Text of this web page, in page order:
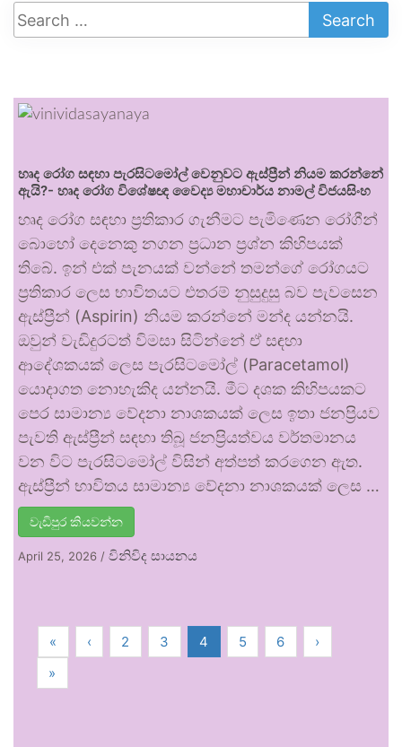
හෘද රෝග සඳහා පැරසිටමෝල් වෙනුවට ඇස්ප්‍රීන් නියම කරන්නේ
ඇයි?- හෘද රෝග විශේෂඥ වෛද්‍ය මහාචාර්ය නාමල් විජයසිංහ
හෘද රෝග සඳහා ප්‍රතිකාර ගැනීමට පැමිණෙන රෝගීන්
බොහෝ දෙනෙකු නගන ප්‍රධාන ප්‍රශ්න කිහිපයක්
තිබේ. ඉන් එක් පැනයක් වන්නේ තමන්ගේ රෝගයට
ප්‍රතිකාර ලෙස භාවිතයට එතරම් නුසුදුසු බව පැවසෙන
ඇස්ප්‍රීන් (Aspirin) නියම කරන්නේ මන්ද යන්නයි.
ඔවුන් වැඩිදුරටත් විමසා සිටින්නේ ඒ සඳහා
ආදේශකයක් ලෙස පැරසිටමෝල් (Paracetamol)
යොදාගත නොහැකිද යන්නයි. මීට දශක කිහිපයකට
පෙර සාමාන්‍ය වේදනා නාශකයක් ලෙස ඉතා ජනප්‍රියව
පැවති ඇස්ප්‍රීන් සඳහා තිබූ ජනප්‍රියත්වය වර්තමානය
වන විට පැරසිටමෝල් විසින් අත්පත් කරගෙන ඇත.
ඇස්ප්‍රීන් භාවිතය සාමාන්‍ය වේදනා නාශකයක් ලෙස …
වැඩිපුර කියවන්න
April 25, 2026 / විනිවිද සායනය
« ‹ 2 3 4 5 6
›
»